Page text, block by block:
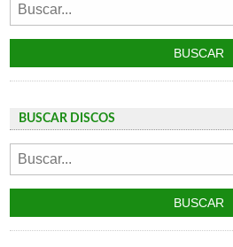
BUSCAR DISCOS